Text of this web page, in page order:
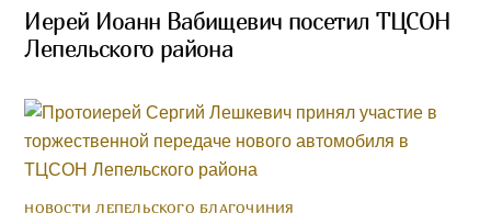
Иерей Иоанн Вабищевич посетил ТЦСОН
Лепельского района
НОВОСТИ ЛЕПЕЛЬСКОГО БЛАГОЧИНИЯ